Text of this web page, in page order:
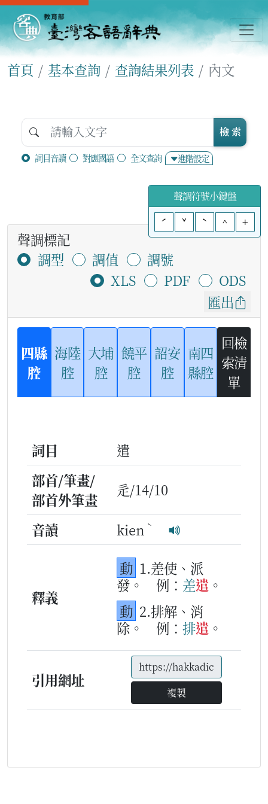
首頁 基本查詢 查詢結果列表 內文
詞目音讀 對應國語 全文查詢 進階設定
檢 索
聲調符號小鍵盤
ˊ
ˇ ˋ ^ +
聲調標記
調型
調值
調號
XLS
PDF
ODS
匯出
四縣
腔
海陸
腔
大埔
腔
饒平
腔
詔安
腔
南四
縣腔
回檢
索清
單
詞目
遣
部首/筆畫/
部首外筆畫
辵/14/10
音讀 kien ˋ
釋義
動 1.差使、派
發。
例： 差遣 。
動 2.排解、消
除。
例： 排遣 。
引用網址
複製